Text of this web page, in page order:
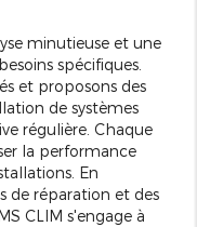
minutieuse et une
spécifiques.
et proposons des
de systèmes
régulière. Chaque
la performance
En
de réparation et des
CLIM s'engage à